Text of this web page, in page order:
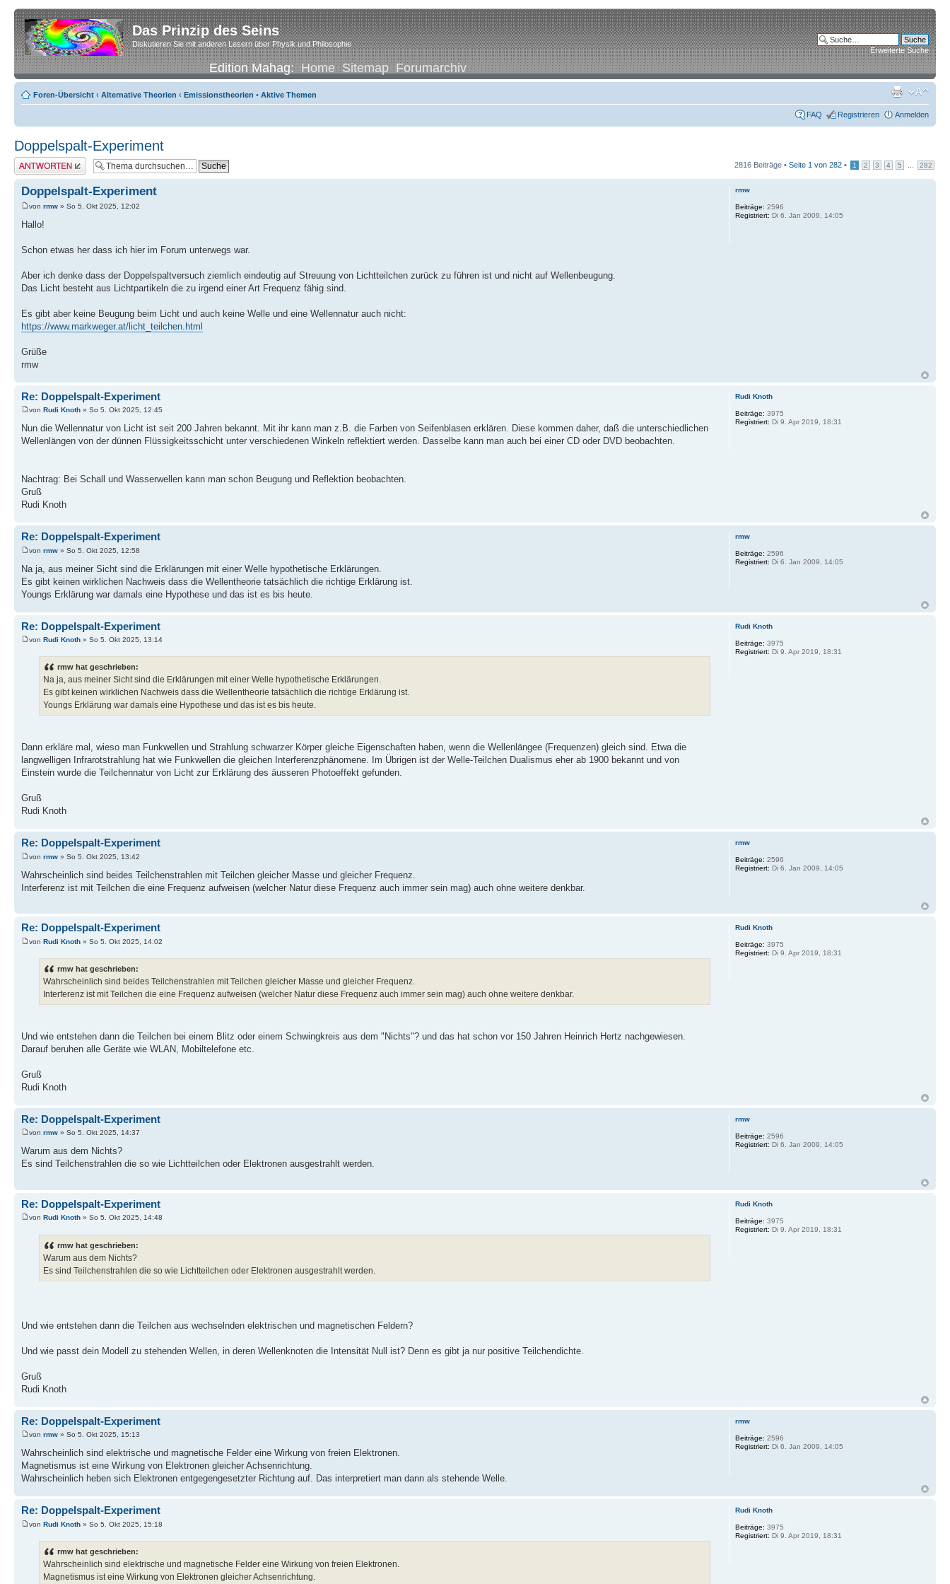
Das Prinzip des Seins
Diskutieren Sie mit anderen Lesern über Physik und Philosophie
Edition Mahag:Home Sitemap Forumarchiv
Erweiterte Suche
Foren-Übersicht ‹ Alternative Theorien ‹ Emissionstheorien • Aktive Themen
FAQ Registrieren Anmelden
Doppelspalt-Experiment
Antwort erstellen 2816 Beiträge • Seite 1 von 282 • 1 2 3 4 5 282
Doppelspalt-Experiment
von rmw » So 5. Okt 2025, 12:02
Hallo!
Schon etwas her dass ich hier im Forum unterwegs war.
Aber ich denke dass der Doppelspaltversuch ziemlich eindeutig auf Streuung von Lichtteilchen zurück zu führen ist und nicht auf Wellenbeugung.
Das Licht besteht aus Lichtpartikeln die zu irgend einer Art Frequenz fähig sind.
Es gibt aber keine Beugung beim Licht und auch keine Welle und eine Wellennatur auch nicht:
https://www.markweger.at/licht_teilchen.html
Grüße
rmw
rmw
Beiträge: 2596
Registriert: Di 6. Jan 2009, 14:05
Re: Doppelspalt-Experiment
von Rudi Knoth » So 5. Okt 2025, 12:45
Nun die Wellennatur von Licht ist seit 200 Jahren bekannt. Mit ihr kann man z.B. die Farben von Seifenblasen erklären. Diese kommen daher, daß die unterschiedlichen
Wellenlängen von der dünnen Flüssigkeitsschicht unter verschiedenen Winkeln reflektiert werden. Dasselbe kann man auch bei einer CD oder DVD beobachten.
Nachtrag: Bei Schall und Wasserwellen kann man schon Beugung und Reflektion beobachten.
Gruß
Rudi Knoth
Rudi Knoth
Beiträge: 3975
Registriert: Di 9. Apr 2019, 18:31
Re: Doppelspalt-Experiment
von rmw » So 5. Okt 2025, 12:58
Na ja, aus meiner Sicht sind die Erklärungen mit einer Welle hypothetische Erklärungen.
Es gibt keinen wirklichen Nachweis dass die Wellentheorie tatsächlich die richtige Erklärung ist.
Youngs Erklärung war damals eine Hypothese und das ist es bis heute.
rmw
Beiträge: 2596
Registriert: Di 6. Jan 2009, 14:05
Re: Doppelspalt-Experiment
von Rudi Knoth » So 5. Okt 2025, 13:14
rmw hat geschrieben:
Na ja, aus meiner Sicht sind die Erklärungen mit einer Welle hypothetische Erklärungen.
Es gibt keinen wirklichen Nachweis dass die Wellentheorie tatsächlich die richtige Erklärung ist.
Youngs Erklärung war damals eine Hypothese und das ist es bis heute.
Dann erkläre mal, wieso man Funkwellen und Strahlung schwarzer Körper gleiche Eigenschaften haben, wenn die Wellenlängee (Frequenzen) gleich sind. Etwa die
langwelligen Infrarotstrahlung hat wie Funkwellen die gleichen Interferenzphänomene. Im Übrigen ist der Welle-Teilchen Dualismus eher ab 1900 bekannt und von
Einstein wurde die Teilchennatur von Licht zur Erklärung des äusseren Photoeffekt gefunden.
Gruß
Rudi Knoth
Rudi Knoth
Beiträge: 3975
Registriert: Di 9. Apr 2019, 18:31
Re: Doppelspalt-Experiment
von rmw » So 5. Okt 2025, 13:42
Wahrscheinlich sind beides Teilchenstrahlen mit Teilchen gleicher Masse und gleicher Frequenz.
Interferenz ist mit Teilchen die eine Frequenz aufweisen (welcher Natur diese Frequenz auch immer sein mag) auch ohne weitere denkbar.
rmw
Beiträge: 2596
Registriert: Di 6. Jan 2009, 14:05
Re: Doppelspalt-Experiment
von Rudi Knoth » So 5. Okt 2025, 14:02
rmw hat geschrieben:
Wahrscheinlich sind beides Teilchenstrahlen mit Teilchen gleicher Masse und gleicher Frequenz.
Interferenz ist mit Teilchen die eine Frequenz aufweisen (welcher Natur diese Frequenz auch immer sein mag) auch ohne weitere denkbar.
Und wie entstehen dann die Teilchen bei einem Blitz oder einem Schwingkreis aus dem "Nichts"? und das hat schon vor 150 Jahren Heinrich Hertz nachgewiesen.
Darauf beruhen alle Geräte wie WLAN, Mobiltelefone etc.
Gruß
Rudi Knoth
Rudi Knoth
Beiträge: 3975
Registriert: Di 9. Apr 2019, 18:31
Re: Doppelspalt-Experiment
von rmw » So 5. Okt 2025, 14:37
Warum aus dem Nichts?
Es sind Teilchenstrahlen die so wie Lichtteilchen oder Elektronen ausgestrahlt werden.
rmw
Beiträge: 2596
Registriert: Di 6. Jan 2009, 14:05
Re: Doppelspalt-Experiment
von Rudi Knoth » So 5. Okt 2025, 14:48
rmw hat geschrieben:
Warum aus dem Nichts?
Es sind Teilchenstrahlen die so wie Lichtteilchen oder Elektronen ausgestrahlt werden.
Und wie entstehen dann die Teilchen aus wechselnden elektrischen und magnetischen Feldern?
Und wie passt dein Modell zu stehenden Wellen, in deren Wellenknoten die Intensität Null ist? Denn es gibt ja nur positive Teilchendichte.
Gruß
Rudi Knoth
Rudi Knoth
Beiträge: 3975
Registriert: Di 9. Apr 2019, 18:31
Re: Doppelspalt-Experiment
von rmw » So 5. Okt 2025, 15:13
Wahrscheinlich sind elektrische und magnetische Felder eine Wirkung von freien Elektronen.
Magnetismus ist eine Wirkung von Elektronen gleicher Achsenrichtung.
Wahrscheinlich heben sich Elektronen entgegengesetzter Richtung auf. Das interpretiert man dann als stehende Welle.
rmw
Beiträge: 2596
Registriert: Di 6. Jan 2009, 14:05
Re: Doppelspalt-Experiment
von Rudi Knoth » So 5. Okt 2025, 15:18
rmw hat geschrieben:
Wahrscheinlich sind elektrische und magnetische Felder eine Wirkung von freien Elektronen.
Magnetismus ist eine Wirkung von Elektronen gleicher Achsenrichtung.
Rudi Knoth
Beiträge: 3975
Registriert: Di 9. Apr 2019, 18:31